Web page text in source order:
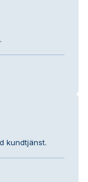
kundtjänst.